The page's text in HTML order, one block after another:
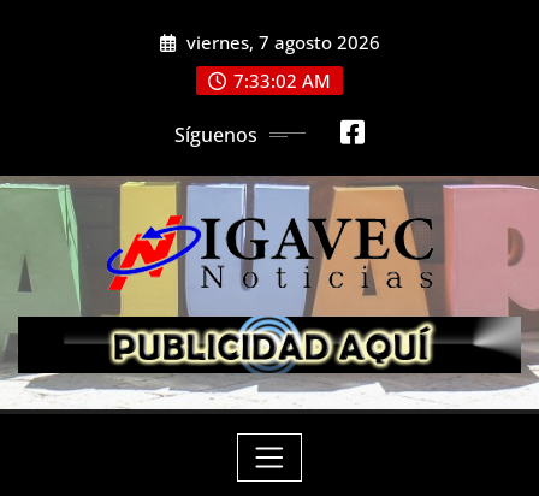
viernes, 7 agosto 2026
7:33:03 AM
Síguenos